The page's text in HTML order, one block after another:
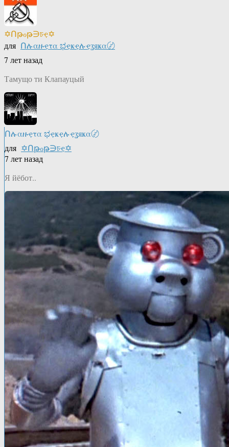
✡Ոթℴթ∋চҿ✡
для Ոሉαዙҿτα ಭҿҝҿሉҿʓяҝα〄
7 лет назад
Тамущо ти Клапауцый
Ոሉαዙҿτα ಭҿҝҿሉҿʓяҝα〄
для ✡Ոթℴթ∋চҿ✡
7 лет назад
Я йёбот..